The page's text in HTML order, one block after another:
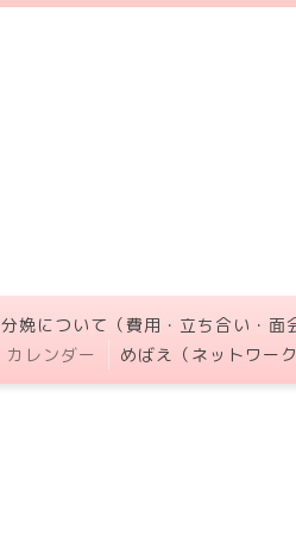
分娩について（費用・立ち合い・面
カレンダー めばえ（ネットワー